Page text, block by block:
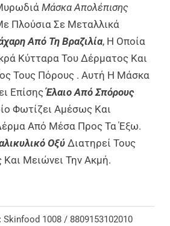
Μάσκα Απολέπισης
Πλούσια Σε Μεταλλικά
Από Τη Βραζιλία, Η Οποία
Κύτταρα Του Δέρματος Και
Τους Πόρους . Αυτή Η Μάσκα
ΕπίσηςΈλαιο Από Σπόρους
Φωτίζει Αμέσως Και
Από Μέσα Προς Τα Έξω.
Οξύ Διατηρεί Τους
Μειώνει Την Ακμή.
Skinfood 1008 / 8809153102010